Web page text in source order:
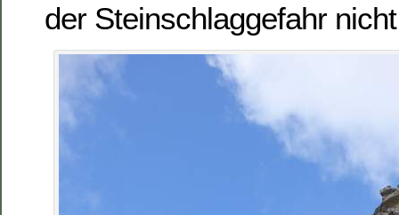
der Steinschlaggefahr